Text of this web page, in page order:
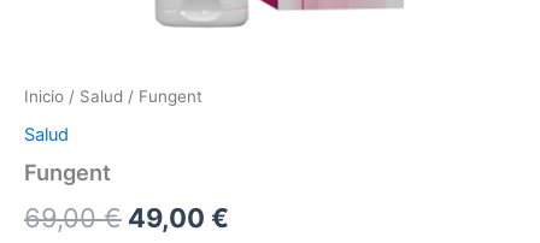
Inicio / Salud / Fungent
Salud
Fungent
69,00€ El
49,00 €